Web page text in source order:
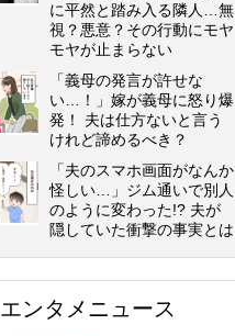
に平然と踏み入る隣人…無
視？悪意？その行動にモヤ
モヤが止まらない
「義母の発言が許せな
い…！」嫁が義母に怒り爆
発！ 夫は仕方ないと言う
けれど諦めるべき？
「夫のスマホ画面がなんか
怪しい…」ジム通いで別人
のように変わった!? 夫が
隠していた衝撃の事実とは
エンタメニュース